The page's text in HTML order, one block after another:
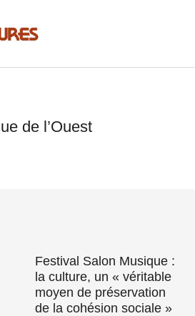
de l’Ouest
Festival Salon Musique :
la culture, un « véritable
moyen de préservation
de la cohésion sociale »